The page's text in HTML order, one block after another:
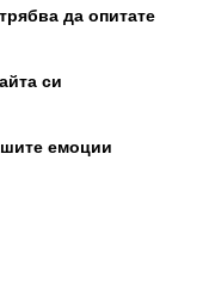
да опитате
си
емоции